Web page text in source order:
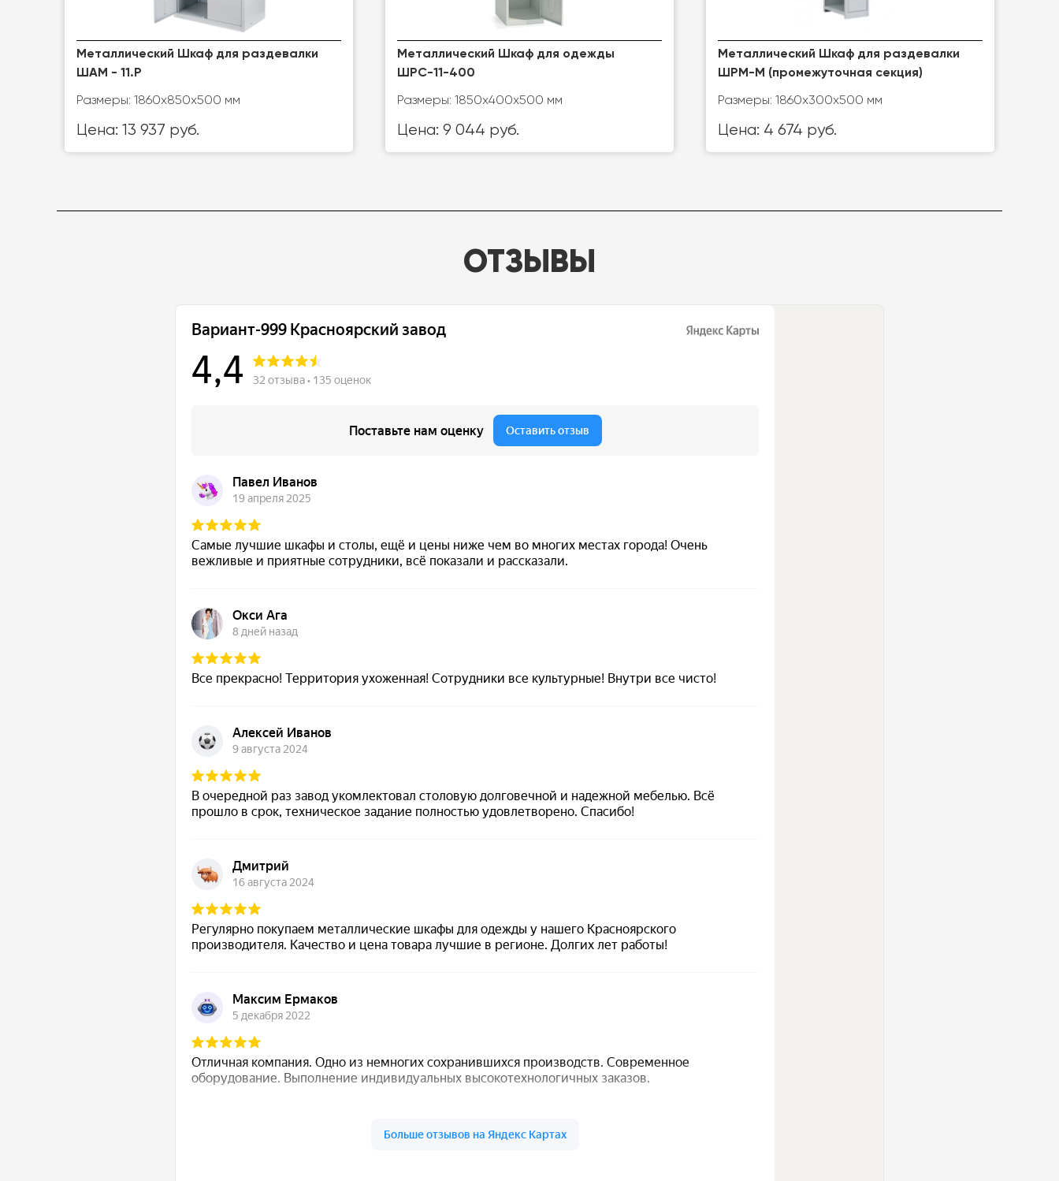
Металлический Шкаф для раздевалки
ШАМ - 11.Р
Размеры: 1860х850х500 мм
Цена: 13 937 руб.
Металлический Шкаф для одежды
ШРС-11-400
Размеры: 1850х400х500 мм
Цена: 9 044 руб.
Металлический Шкаф для раздевалки
ШРМ-М (промежуточная секция)
Размеры: 1860х300х500 мм
Цена: 4 674 руб.
ОТЗЫВЫ